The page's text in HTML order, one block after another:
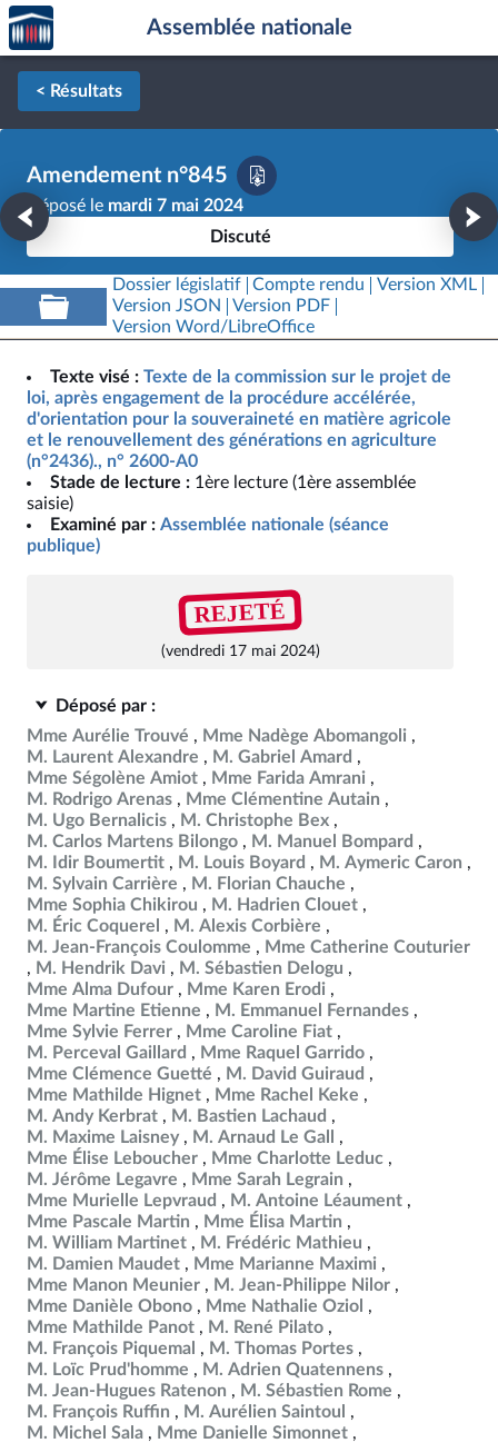
Aller au contenu
Aller en bas de la page
Accèder
à la
page
d'accueil
Assemblée nationale
< Résultats
Amendement n°845
Déposé le mardi 7 mai 2024
Discuté
Dossier législatif Compte rendu
Version XML
Version JSON
Version PDF
Version Word/LibreOffice
Texte visé : Texte de la commission sur le projet de
loi, après engagement de la procédure accélérée,
d'orientation pour la souveraineté en matière agricole
et le renouvellement des générations en agriculture
(n°2436)., n° 2600-A0
Stade de lecture : 1ère lecture (1ère assemblée
saisie)
Examiné par : Assemblée nationale (séance
publique)
REJETÉ
(vendredi 17 mai 2024)
Déposé par :
Mme Aurélie Trouvé
Mme Nadège Abomangoli
M. Laurent Alexandre
M. Gabriel Amard
Mme Ségolène Amiot
Mme Farida Amrani
M. Rodrigo Arenas
Mme Clémentine Autain
M. Ugo Bernalicis
M. Christophe Bex
M. Carlos Martens Bilongo
M. Manuel Bompard
M. Idir Boumertit
M. Louis Boyard
M. Aymeric Caron
M. Sylvain Carrière
M. Florian Chauche
Mme Sophia Chikirou
M. Hadrien Clouet
M. Éric Coquerel
M. Alexis Corbière
M. Jean-François Coulomme
Mme Catherine Couturier
M. Hendrik Davi
M. Sébastien Delogu
Mme Alma Dufour
Mme Karen Erodi
Mme Martine Etienne
M. Emmanuel Fernandes
Mme Sylvie Ferrer
Mme Caroline Fiat
M. Perceval Gaillard
Mme Raquel Garrido
Mme Clémence Guetté
M. David Guiraud
Mme Mathilde Hignet
Mme Rachel Keke
M. Andy Kerbrat
M. Bastien Lachaud
M. Maxime Laisney
M. Arnaud Le Gall
Mme Élise Leboucher
Mme Charlotte Leduc
M. Jérôme Legavre
Mme Sarah Legrain
Mme Murielle Lepvraud
M. Antoine Léaument
Mme Pascale Martin
Mme Élisa Martin
M. William Martinet
M. Frédéric Mathieu
M. Damien Maudet
Mme Marianne Maximi
Mme Manon Meunier
M. Jean-Philippe Nilor
Mme Danièle Obono
Mme Nathalie Oziol
Mme Mathilde Panot
M. René Pilato
M. François Piquemal
M. Thomas Portes
M. Loïc Prud'homme
M. Adrien Quatennens
M. Jean-Hugues Ratenon
M. Sébastien Rome
M. François Ruffin
M. Aurélien Saintoul
M. Michel Sala
Mme Danielle Simonnet